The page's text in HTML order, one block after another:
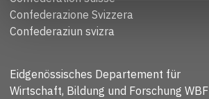
Confederazione Svizzera
Confederaziun svizra
Eidgenössisches Departement für
Wirtschaft, Bildung und Forschung WBF